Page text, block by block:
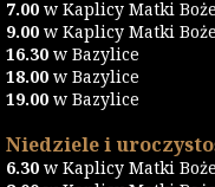
7.00 w Kaplicy Matki
9.00 w Kaplicy Matki
16.30 w Bazylice
18.00 w Bazylice
19.00 w Bazylice
Niedziele i
6.30 w Kaplicy Matki